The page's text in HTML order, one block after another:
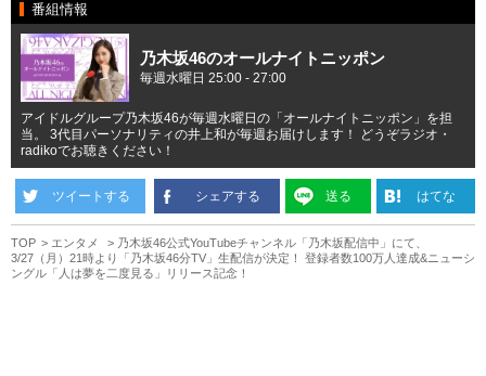
番組情報
乃木坂46のオールナイトニッポン
毎週水曜日 25:00 - 27:00
アイドルグループ乃木坂46が毎週水曜日の「オールナイトニッポン」を担
当。 3代目パーソナリティの井上和が毎週お届けします！ どうぞラジオ・
radikoでお聴きください！
ツイートする シェアする 送る はてな
TOP エンタメ
乃木坂46公式YouTubeチャンネル「乃木坂配信中」にて、
3/27（月）21時より「乃木坂46分TV」生配信が決定！ 登録者数100万人達成&ニューシ
ングル「人は夢を二度見る」リリース記念！